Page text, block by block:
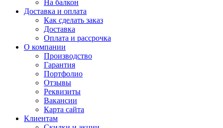
На балкон
Доставка и оплата
Как сделать заказ
Доставка
Оплата и рассрочка
О компании
Производство
Гарантия
Портфолио
Отзывы
Реквизиты
Вакансии
Карта сайта
Клиентам